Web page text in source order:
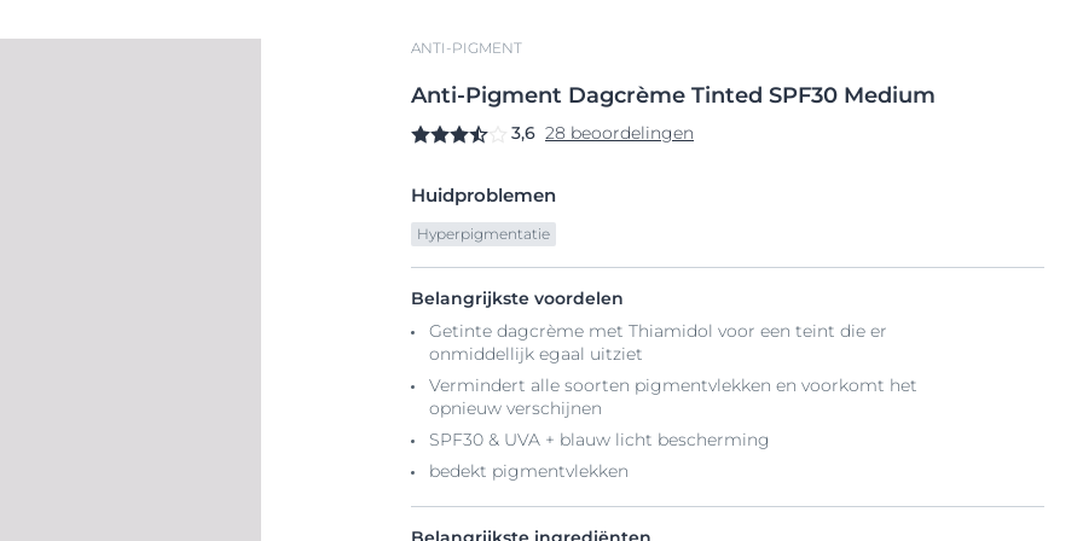
ANTI-PIGMENT
Anti-Pigment Dagcrème Tinted SPF30 Medium
3,6 28 beoordelingen
Huidproblemen
Hyperpigmentatie
Belangrijkste voordelen
Getinte dagcrème met Thiamidol voor een teint die er
onmiddellijk egaal uitziet
Vermindert alle soorten pigmentvlekken en voorkomt het
opnieuw verschijnen
SPF30 & UVA + blauw licht bescherming
bedekt pigmentvlekken